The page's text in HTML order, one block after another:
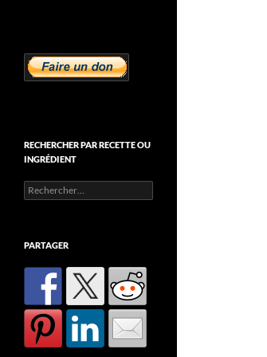
RECHERCHER PAR RECETTE OU
INGRÉDIENT
Rechercher :
PARTAGER